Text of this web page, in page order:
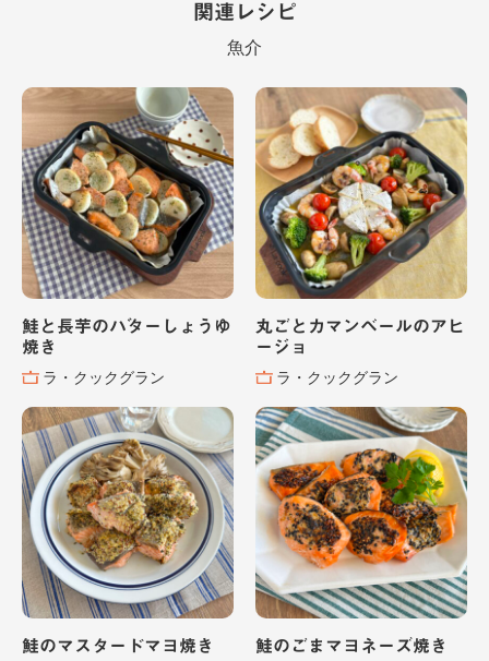
関連レシピ
魚介
鮭と長芋のバターしょうゆ
焼き
ラ・クックグラン
丸ごとカマンベールのアヒ
ージョ
ラ・クックグラン
鮭のマスタードマヨ焼き
鮭のごまマヨネーズ焼き